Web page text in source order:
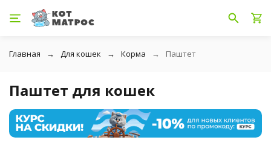
Главная Для кошек Корма Паштет
Паштет для кошек